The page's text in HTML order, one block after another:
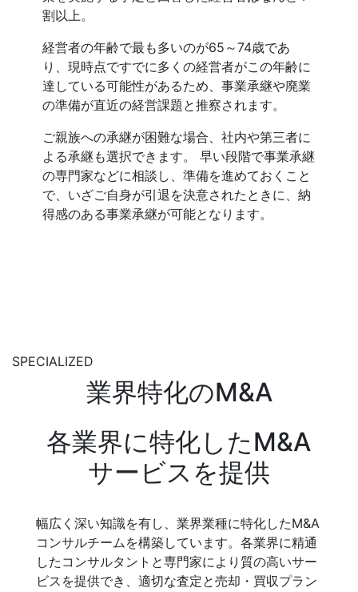
割以上。
経営者の年齢で最も多いのが65～74歳であ
り、現時点ですでに多くの経営者がこの年齢に
達している可能性があるため、事業承継や廃業
の準備が直近の経営課題と推察されます。
ご親族への承継が困難な場合、社内や第三者に
よる承継も選択できます。 早い段階で事業承継
の専門家などに相談し、準備を進めておくこと
で、いざご自身が引退を決意されたときに、納
得感のある事業承継が可能となります。
SPECIALIZED
業界特化のM&A
各業界に特化したM&A
サービスを提供
幅広く深い知識を有し、業界業種に特化したM&A
コンサルチームを構築しています。各業界に精通
したコンサルタントと専門家により質の高いサー
ビスを提供でき、適切な査定と売却・買収プラン